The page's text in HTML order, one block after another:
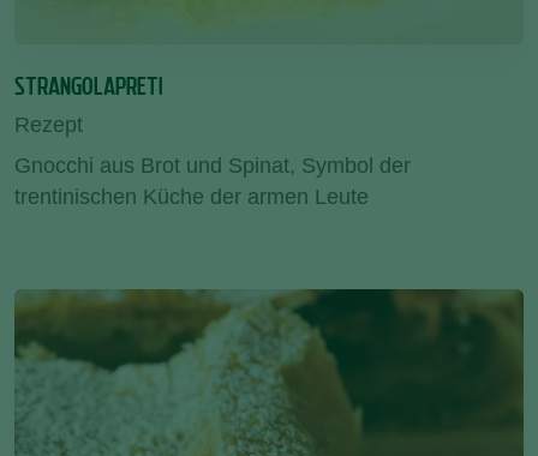
STRANGOLAPRETI
Rezept
Gnocchi aus Brot und Spinat, Symbol der
trentinischen Küche der armen Leute